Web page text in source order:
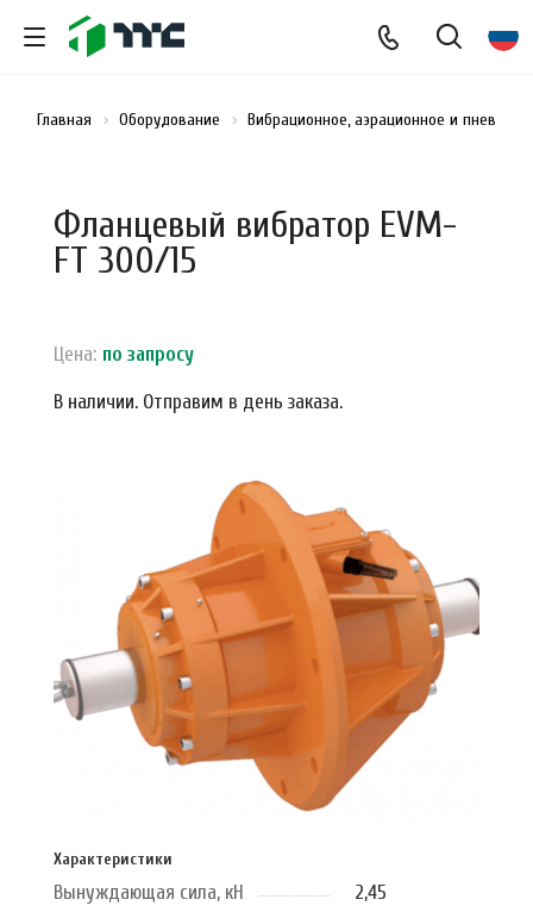
Главная Оборудование Вибрационное, аэрационное и
Фланцевый вибратор EVM-
FT 300/15
Цена: по запросу
В наличии. Отправим в день заказа.
Характеристики
Вынуждающая сила, кН
2,45